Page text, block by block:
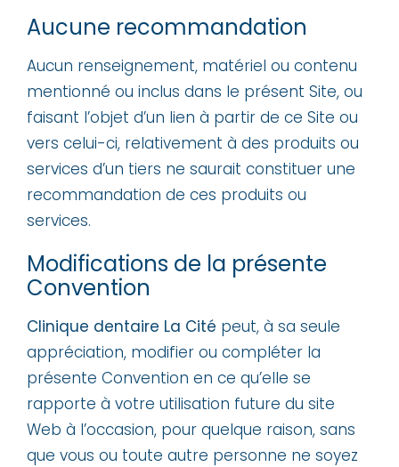
Aucune recommandation
Aucun renseignement, matériel ou contenu
mentionné ou inclus dans le présent Site, ou
faisant l’objet d’un lien à partir de ce Site ou
vers celui-ci, relativement à des produits ou
services d’un tiers ne saurait constituer une
recommandation de ces produits ou
services.
Modifications de la présente
Convention
Clinique dentaire La Cité peut, à sa seule
appréciation, modifier ou compléter la
présente Convention en ce qu’elle se
rapporte à votre utilisation future du site
Web à l’occasion, pour quelque raison, sans
que vous ou toute autre personne ne soyez